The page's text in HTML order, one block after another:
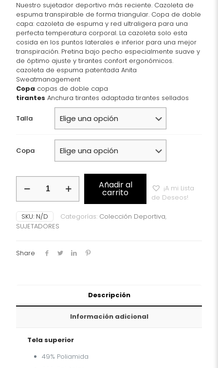
Nuestro sujetador deportivo más reciente. Cazoleta de
espuma transpirable de forma triangular. Copa de doble
capa: cazoleta de espuma y red ultraligera para una
perfecta temperatura corporal. La cazoleta solo esta
cosida en los puntos laterales e inferior para una mejor
transpiración. Pretina bajo pecho especialmente suave y
de óptimo ajuste y tirantes confort ergonómicos.
cazoleta de espuma patentada Anita
Sweatmanagement
Copa copas de doble capa
tirantes Anchura tirantes adaptada tirantes sellados
Talla
Copa
CONTROL
DELTAPAD
Active
Sujetador
maximum
Añadir al
carrito
¡A mi Lista
de Deseos!
SKU: N/D Categorías: Colección Deportiva,
SUJETADORES
Share
Descripción
Información adicional
Tela superior
49% Poliamida